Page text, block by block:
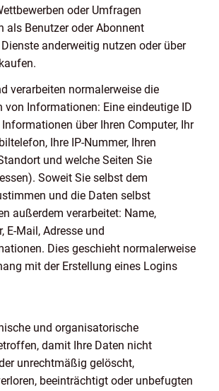
oder Umfragen
als Benutzer oder Abonnent
anderweitig nutzen oder über
verarbeiten normalerweise die
von Informationen: Eine eindeutige ID
über Ihren Computer, Ihr
Ihre IP-Nummer, Ihren
und welche Seiten Sie
Soweit Sie selbst dem
und die Daten selbst
außerdem verarbeitet: Name,
E-Mail, Adresse und
Dies geschieht normalerweise
mit der Erstellung eines Logins
und organisatorische
damit Ihre Daten nicht
unrechtmäßig gelöscht,
beeinträchtigt oder unbefugten